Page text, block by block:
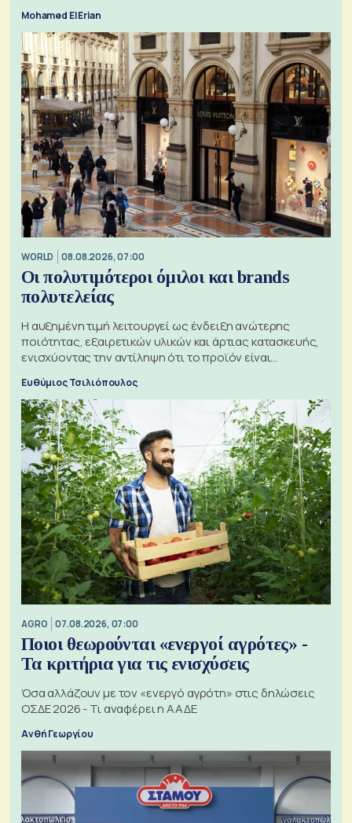
Mohamed El Erian
WORLD 08.08.2026, 07:00
Οι πολυτιμότεροι όμιλοι και brands
πολυτελείας
Η αυξημένη τιμή λειτουργεί ως ένδειξη ανώτερης
ποιότητας, εξαιρετικών υλικών και άρτιας κατασκευής,
ενισχύοντας την αντίληψη ότι το προϊόν είναι
ξεχωριστό
Ευθύμιος Τσιλιόπουλος
AGRO 07.08.2026, 07:00
Ποιοι θεωρούνται «ενεργοί αγρότες» -
Τα κριτήρια για τις ενισχύσεις
Όσα αλλάζουν με τον «ενεργό αγρότη» στις δηλώσεις
ΟΣΔΕ 2026 - Τι αναφέρει η ΑΑΔΕ
Ανθή Γεωργίου